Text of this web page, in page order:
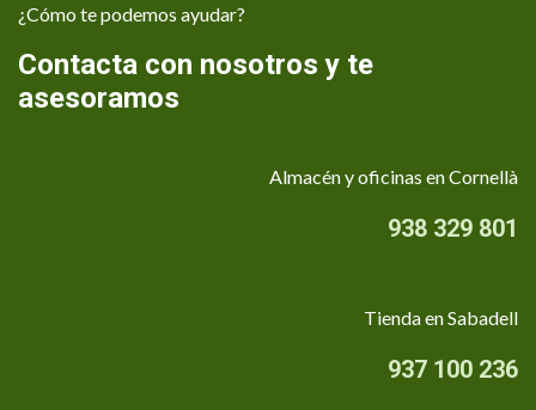
¿Cómo te podemos ayudar?
Contacta con nosotros y te
asesoramos
Almacén y oficinas en Cornellà
938 329 801
Tienda en Sabadell
937 100 236